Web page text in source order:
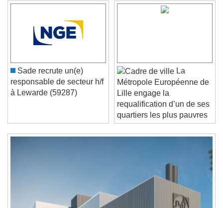
Play
Skip Backward
Skip Forward
Unmute
Current Time
Loaded:0%
Stream TypeLIVE
Chapters
Sade recrute un(e)
responsable de secteur h/f
La
Métropole Européenne de
Lille engage la
requalification d’un de ses
quartiers les plus pauvres